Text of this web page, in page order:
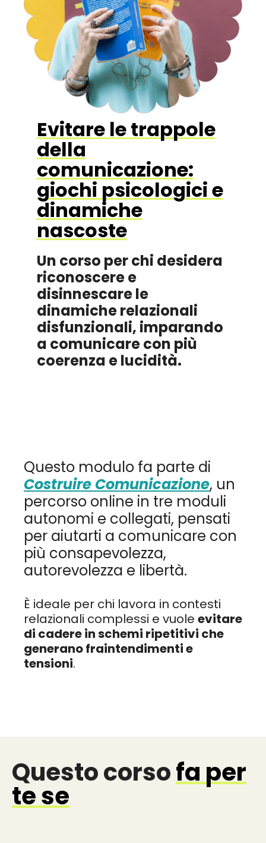
Evitare le trappole
della
comunicazione:
giochi psicologici e
dinamiche
nascoste
Un corso per chi desidera
riconoscere e
disinnescare le
dinamiche relazionali
disfunzionali, imparando
a comunicare con più
coerenza e lucidità.
Questo modulo fa parte di
Costruire Comunicazione, un
percorso online in tre moduli
autonomi e collegati, pensati
per aiutarti a comunicare con
più consapevolezza,
autorevolezza e libertà.
È ideale per chi lavora in contesti
relazionali complessi e vuole evitare
di cadere in schemi ripetitivi che
generano fraintendimenti e
tensioni.
Questo corsofa per
te se